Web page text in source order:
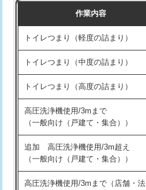
作業内容
トイレつまり（軽度の詰まり）
トイレつまり（中度の詰まり）
トイレつまり（高度の詰まり）
高圧洗浄機使用/3mまで
（一般向け（戸建て・集合））
追加 高圧洗浄機使用/3m超え
（一般向け（戸建て・集合））
高圧洗浄機使用/3mまで（店舗・法